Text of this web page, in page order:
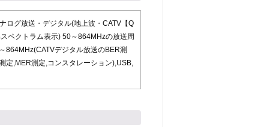
ログ放送・デジタル(地上波・CATV【Q
ペクトラム表示) 50～864MHzの放送周
864MHz(CATVデジタル放送のBER測
定,MER測定,コンスタレーション),USB,